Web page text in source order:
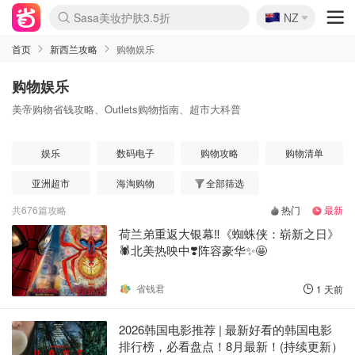
lululemon折扣上新
Sasa美妆护肤3.5折
SSENSE年中3折
FreshBeauty好价汇总
Cettire降价+叠9折
Farfetch折上8折
WWS Coles超市实拍
viagogo二手票捡漏
Myer清仓1折起
The Outnet奢牌1折起
David Jones 3折起
Flannels大牌1折
Perfumes Club护肤1折
AMIRO返校季6.2折
Oweek抽奖送Airpods
Amazon折扣汇总
eToro入金$200送$50
Amazon数码好物
ICONIC本周7.5折
ThedoubleF高奢地板价
Moose Knuckles 6折
丝芙兰5折起
EUFY官网3.7折起
Selenichast首饰2折
Trip机票酒店促销
YSL送5件彩妆礼
Amazon家居好物
BIGBANG巡演开票
David Jones时尚3折
Amazon美妆护肤
雅漾大喷$8
过敏原检测盒$33
伊索独家赠50ml沐浴露
科颜氏清仓3折
SEALIFE海洋馆门票6折
丝塔芙大白罐$16
订阅Newsletter送香薰
Cult Beauty 6.8折
Harrods圣诞日历2.3折
LN-CC奢牌私促3折
d'Alba空姐喷雾$16
EVE LOM套装逆天2折
Bernardelli独家4折
Adore Beauty 6折起
CT圣诞日历
Mytheresa奢品2.7折
Luxury Escapes 9折
Currentbody美容仪9折
卡诗9折+赠4件礼
MOON Garden Live
ALLSAINTS美衣3折
Roborock扫地机3.7折
Tingo Life水杯$24
Valentino官网5折
CR洗发护发6.3折
🇳🇿
NZ
首页 新西兰攻略 购物娱乐
购物娱乐
美帝购物省钱攻略、Outlets购物指南、超市大科普
娱乐 数码电子 购物攻略 购物清单
亚洲超市 海淘购物
全部筛选
共676篇攻略 热门 最新
荷兰弟重返大银幕‼️《蜘蛛侠：崭新之日》
🕷️北美热映中❣️阵容豪华✨🤩
省钱君 1 天前
2026韩国电影推荐 | 最新好看的韩国电影
排行榜，必看盘点！8月最新！(持续更新）